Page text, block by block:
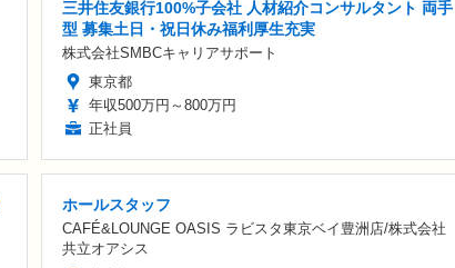
三井住友銀行100%子会社 人材紹介コンサルタント 両手
型 募集土日・祝日休み福利厚生充実
株式会社SMBCキャリアサポート
東京都
年収500万円～800万円
正社員
ホールスタッフ
CAFÉ&LOUNGE OASIS ラビスタ東京ベイ豊洲店/株式会社
共立オアシス